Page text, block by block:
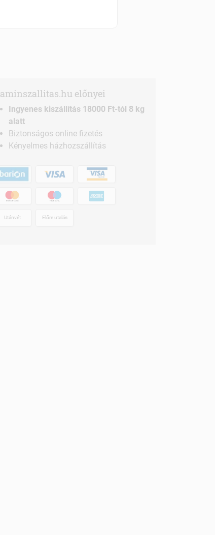
előnyei
Ingyenes kiszállítás 18000 Ft-tól 8 kg
alatt
Biztonságos online fizetés
Kényelmes házhozszállítás
Utánvét Előre utalás